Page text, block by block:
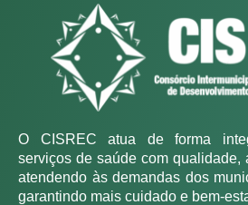
O CISREC atua de forma
serviços de saúde com qualidade,
atendendo às demandas dos
garantindo mais cuidado e bem-